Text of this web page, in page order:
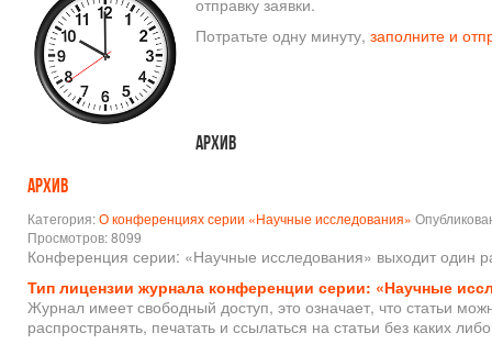
отправку заявки.
Потратьте одну минуту, заполните и
Архив
Архив
Категория:О конференциях серии «Научные исследования»
Просмотров: 8099
Конференция серии: «Научные исследования» выходит один
Тип лицензии журнала конференции серии: «Научные
Журнал имеет свободный доступ, это означает, что статьи
распространять, печатать и ссылаться на статьи без каких